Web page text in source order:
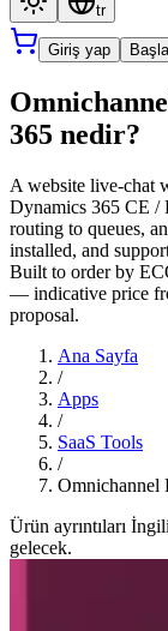
tr
Giriş yap
365 nedir?
A website live-chat
Dynamics 365 CE /
routing to queues,
installed, and
Built to order by
— indicative price
proposal.
Ana Sayfa
/
Apps
/
SaaS Tools
/
Omnichannel
Ürün ayrıntıları
gelecek.